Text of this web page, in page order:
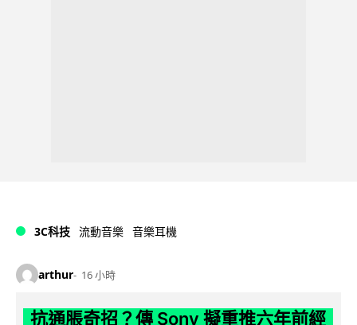
3C科技 流動音樂 音樂耳機
arthur 16 小時
抗通脹奇招？傳 Sony 擬重推六年前經